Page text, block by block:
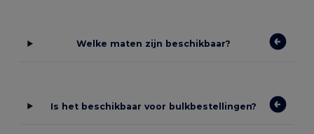
Welke maten zijn beschikbaar?
Is het beschikbaar voor bulkbestellingen?